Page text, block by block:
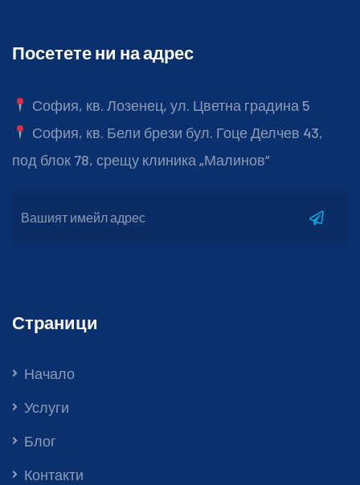
Посетете ни на адрес
София, кв. Лозенец, ул. Цветна градина 5
София, кв. Бели брези бул. Гоце Делчев 43,
под блок 78, срещу клиника „Малинов“
Страници
Начало
Услуги
Блог
Контакти